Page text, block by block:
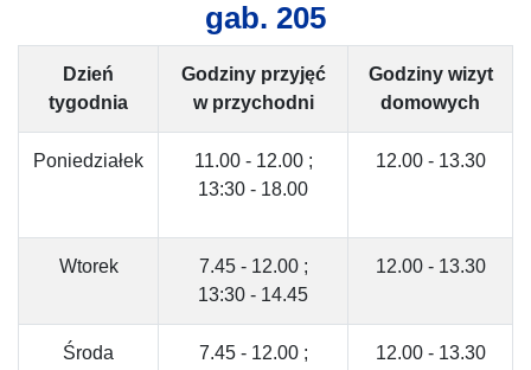
gab. 205
Dzień
tygodnia
Godziny przyjęć
w przychodni
Godziny wizyt
domowych
Poniedziałek
11.00 - 12.00 ;
13:30 - 18.00
12.00 - 13.30
Wtorek
7.45 - 12.00 ;
13:30 - 14.45
12.00 - 13.30
Środa
7.45 - 12.00 ;
12.00 - 13.30